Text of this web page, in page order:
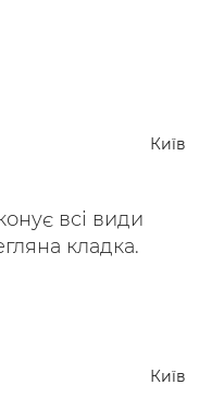
Київ
всі види
кладка.
Київ